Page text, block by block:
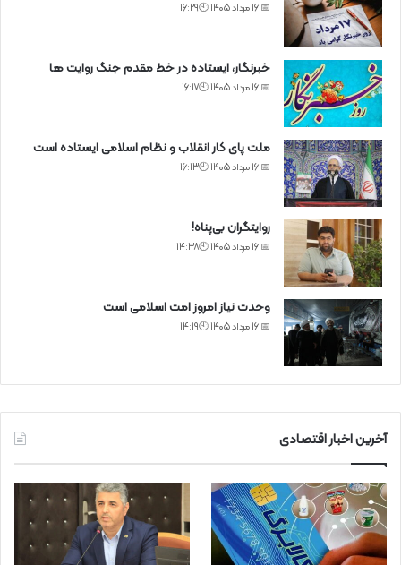
📅 16 مرداد 1405 🕙16:29
خبرنگار، ایستاده در خط مقدم جنگ روایت ها
📅 16 مرداد 1405 🕙16:17
ملت پای کار انقلاب و نظام اسلامی ایستاده است
📅 16 مرداد 1405 🕙16:13
روایتگران بی‌پناه!
📅 16 مرداد 1405 🕙14:38
وحدت نیاز امروز امت اسلامی است
📅 16 مرداد 1405 🕙14:19
آخرین اخبار اقتصادی